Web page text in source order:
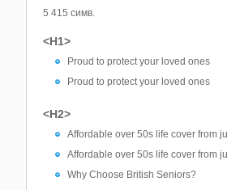
5 415 симв.
<H1>
Proud to protect your loved ones
Proud to protect your loved ones
<H2>
Affordable over 50s life cover from
Affordable over 50s life cover from
Why Choose British Seniors?